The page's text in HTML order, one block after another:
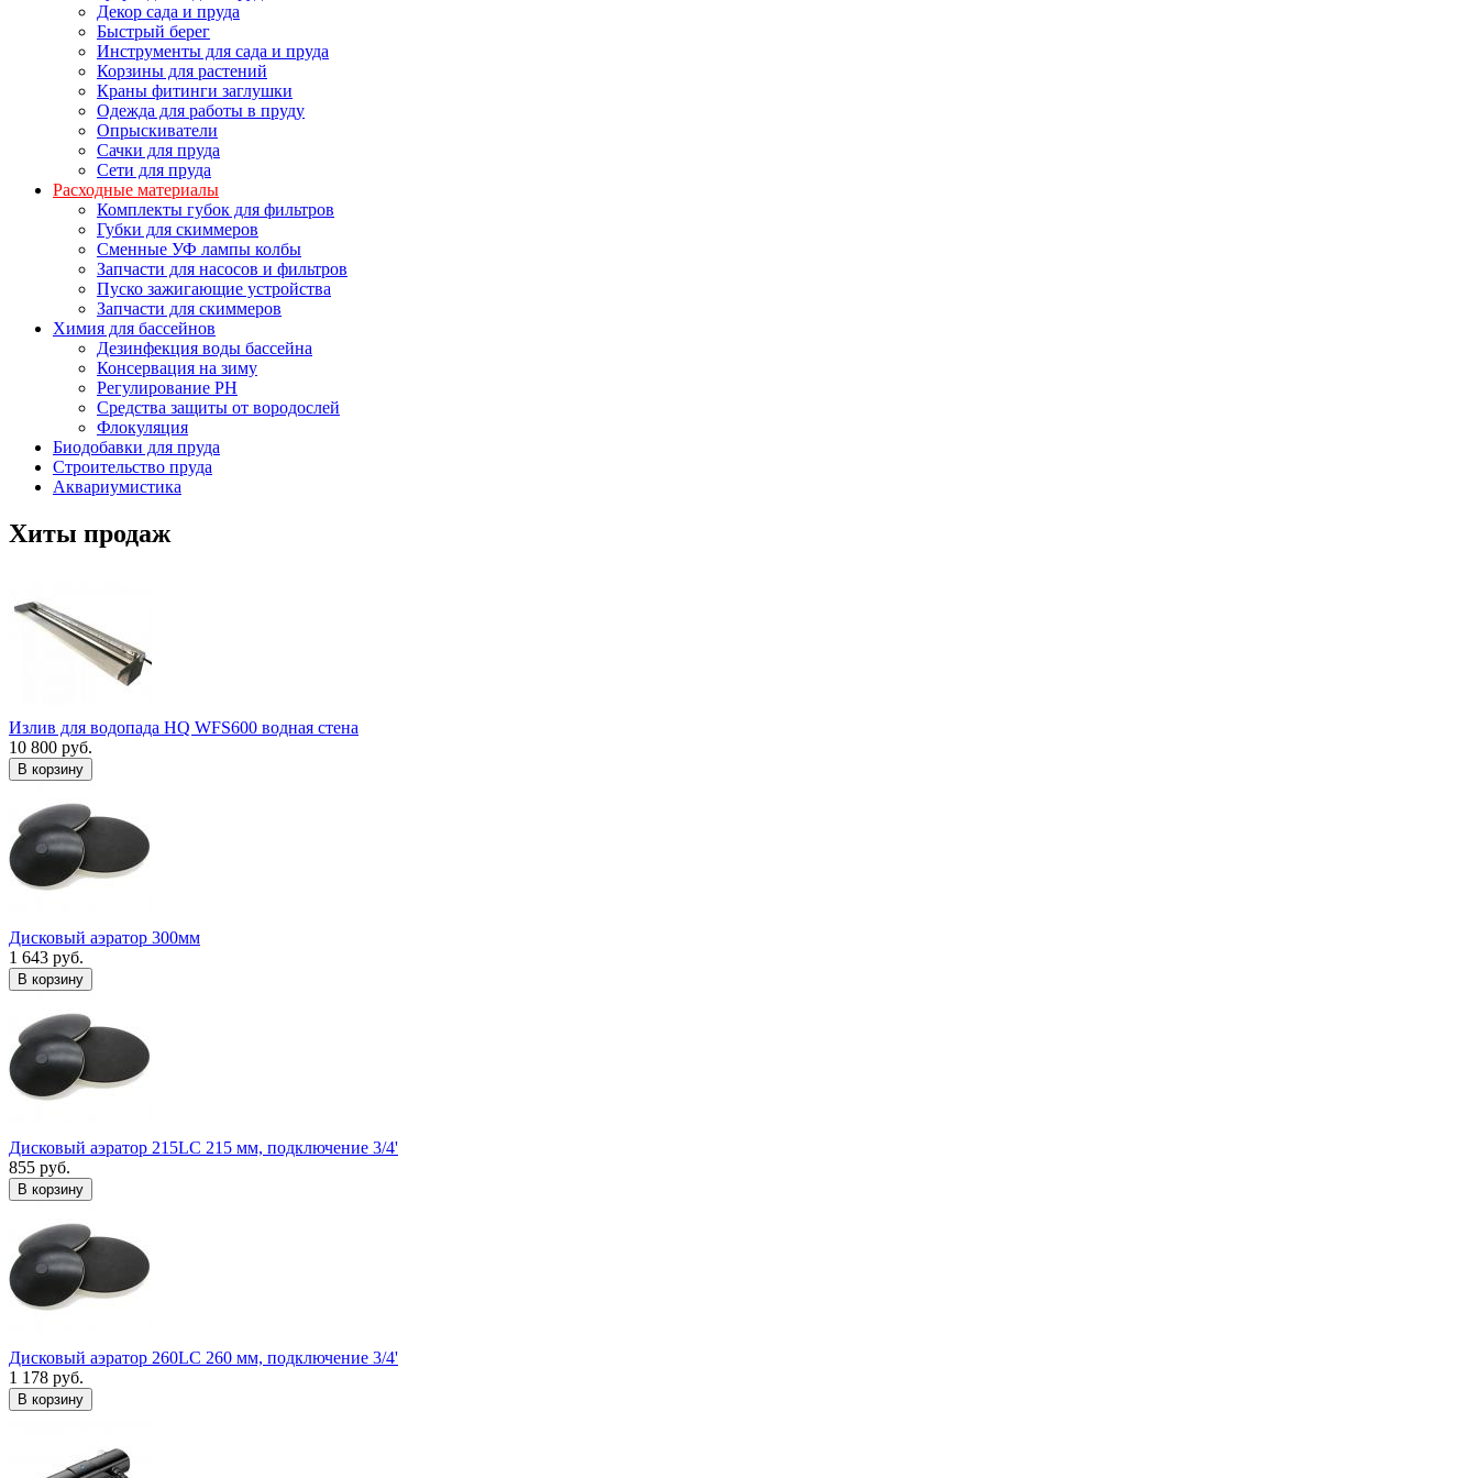
Декор сада и пруда
Быстрый берег
Инструменты для сада и пруда
Корзины для растений
Краны фитинги заглушки
Одежда для работы в пруду
Опрыскиватели
Сачки для пруда
Сети для пруда
Расходные материалы
Комплекты губок для фильтров
Губки для скиммеров
Сменные УФ лампы колбы
Запчасти для насосов и фильтров
Пуско зажигающие устройства
Запчасти для скиммеров
Химия для бассейнов
Дезинфекция воды бассейна
Консервация на зиму
Регулирование PH
Средства защиты от вородослей
Флокуляция
Биодобавки для пруда
Строительство пруда
Аквариумистика
Хиты продаж
Излив для водопада HQ WFS600 водная стена
10 800 руб.
В корзину
Дисковый аэратор 300мм
1 643 руб.
В корзину
Дисковый аэратор 215LC 215 мм, подключение 3/4'
855 руб.
В корзину
Дисковый аэратор 260LC 260 мм, подключение 3/4'
1 178 руб.
В корзину